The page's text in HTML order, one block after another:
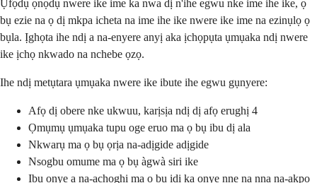
Ụfọdụ ọnọdụ nwere ike ime ka nwa dị n'ihe egwu nke ime ihe ike, ọ
bụ ezie na ọ dị mkpa icheta na ime ihe ike nwere ike ime na ezinụlọ ọ
bụla. Ịghọta ihe ndị a na-enyere anyị aka ịchọpụta ụmụaka ndị nwere
ike ịchọ nkwado na nchebe ọzọ.
Ihe ndị metụtara ụmụaka nwere ike ibute ihe egwu gụnyere:
Afọ dị obere nke ukwuu, karịsịa ndị dị afọ erughị 4
Ọmụmụ ụmụaka tupu oge eruo ma ọ bụ ibu dị ala
Nkwarụ ma ọ bụ ọrịa na-adịgide adịgide
Nsogbu omume ma ọ bụ àgwà siri ike
Ịbụ onye a na-achọghị ma ọ bụ ịdị ka onye nne na nna na-akpọ